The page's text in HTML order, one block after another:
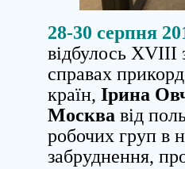
28-30 серпня
відбулось ХVIII
справах
країн, Ірина
Москва від
робочих груп в
забруднення,